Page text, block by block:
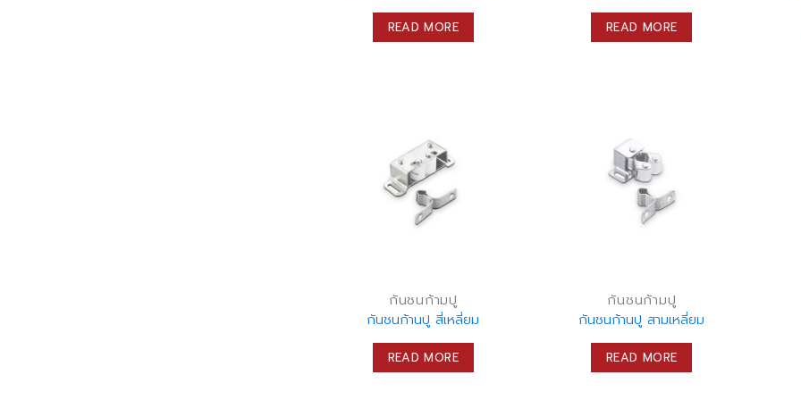
READ MORE READ MORE
กันชนก้ามปู
กันชนก้านปู สี่เหลี่ยม
READ MORE
กันชนก้ามปู
กันชนก้านปู สามเหลี่ยม
READ MORE